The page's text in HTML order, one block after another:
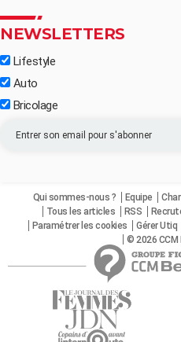
NEWSLETTERS
Lifestyle
Auto
Bricolage
Qui sommes-nous ? Equipe
Tous les articles
RSS
Paramétrer les cookies
Gérer Utiq
© 2026 CCM